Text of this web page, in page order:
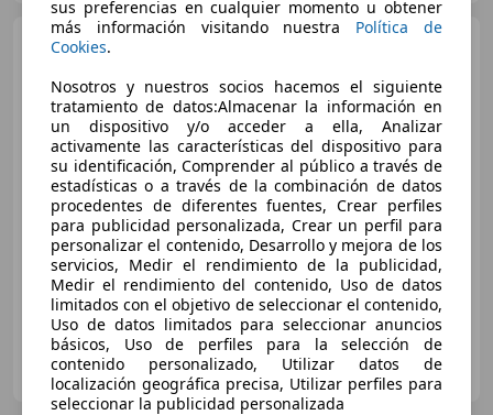
€ 17.790
Precio justo
01/2019 113.636 km
Electro/Gasolina
100 kW (136 CV)
FLEXICAR MÁLAGA.
ES-29004 MALAGA
sus preferencias en cualquier momento u obtener
más información visitando nuestra Política de
Cookies.
Nosotros y nuestros socios hacemos el siguiente
tratamiento de datos:Almacenar la información en
un dispositivo y/o acceder a ella, Analizar
activamente las características del dispositivo para
su identificación, Comprender al público a través de
estadísticas o a través de la combinación de datos
procedentes de diferentes fuentes, Crear perfiles
para publicidad personalizada, Crear un perfil para
personalizar el contenido, Desarrollo y mejora de los
servicios, Medir el rendimiento de la publicidad,
Medir el rendimiento del contenido, Uso de datos
limitados con el objetivo de seleccionar el contenido,
Uso de datos limitados para seleccionar anuncios
básicos, Uso de perfiles para la selección de
contenido personalizado, Utilizar datos de
localización geográfica precisa, Utilizar perfiles para
seleccionar la publicidad personalizada